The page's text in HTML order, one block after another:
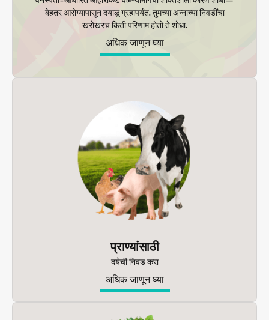
बेहतर आरोग्यापासून दयाळू ग्रहापर्यंत. तुमच्या अन्नाच्या निवडींचा
खरोखरच किती परिणाम होतो ते शोधा.
अधिक जाणून घ्या
प्राण्यांसाठी
दयेची निवड करा
अधिक जाणून घ्या